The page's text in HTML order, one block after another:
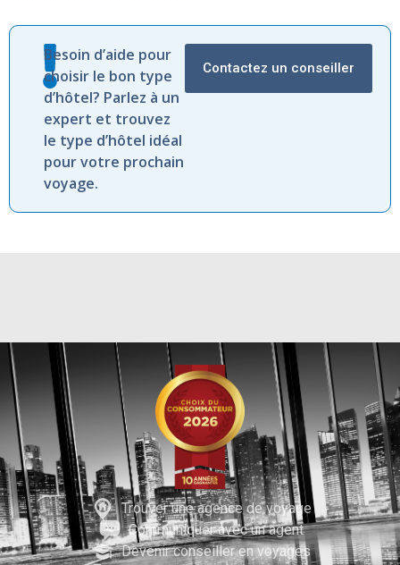
Besoin d’aide pour
choisir le bon type
d’hôtel? Parlez à un
expert et trouvez
le type d’hôtel idéal
pour votre prochain
voyage.
Contactez un conseiller
Trouver une agence de voyage
Communiquer avec un agent
Devenir conseiller en voyages